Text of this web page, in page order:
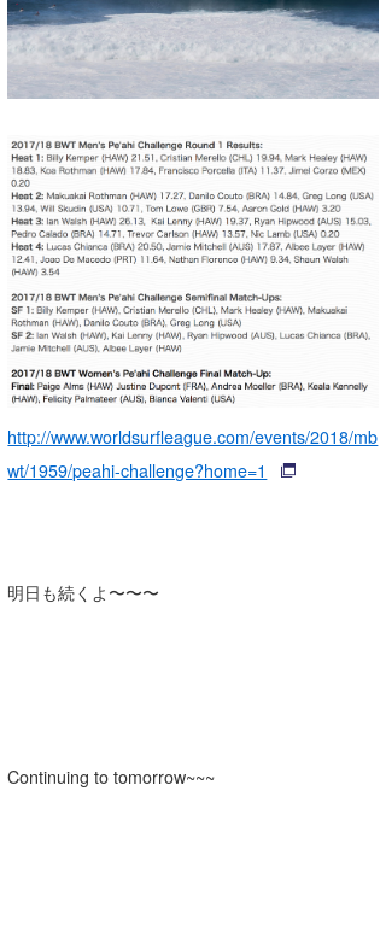
http://www.worldsurfleague.com/events/2018/mb
wt/1959/peahi-challenge?home=1
明日も続くよ〜〜〜
Continuing to tomorrow~~~